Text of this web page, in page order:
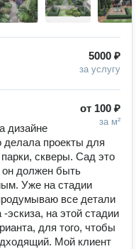
5000 ₽
за услугу
от 100 ₽
за м²
дизайне
делала проекты для
скверы. Сад это
он должен быть
Уже на стадии
все детали
на этой стадии
для того, чтобы
Мой клиент